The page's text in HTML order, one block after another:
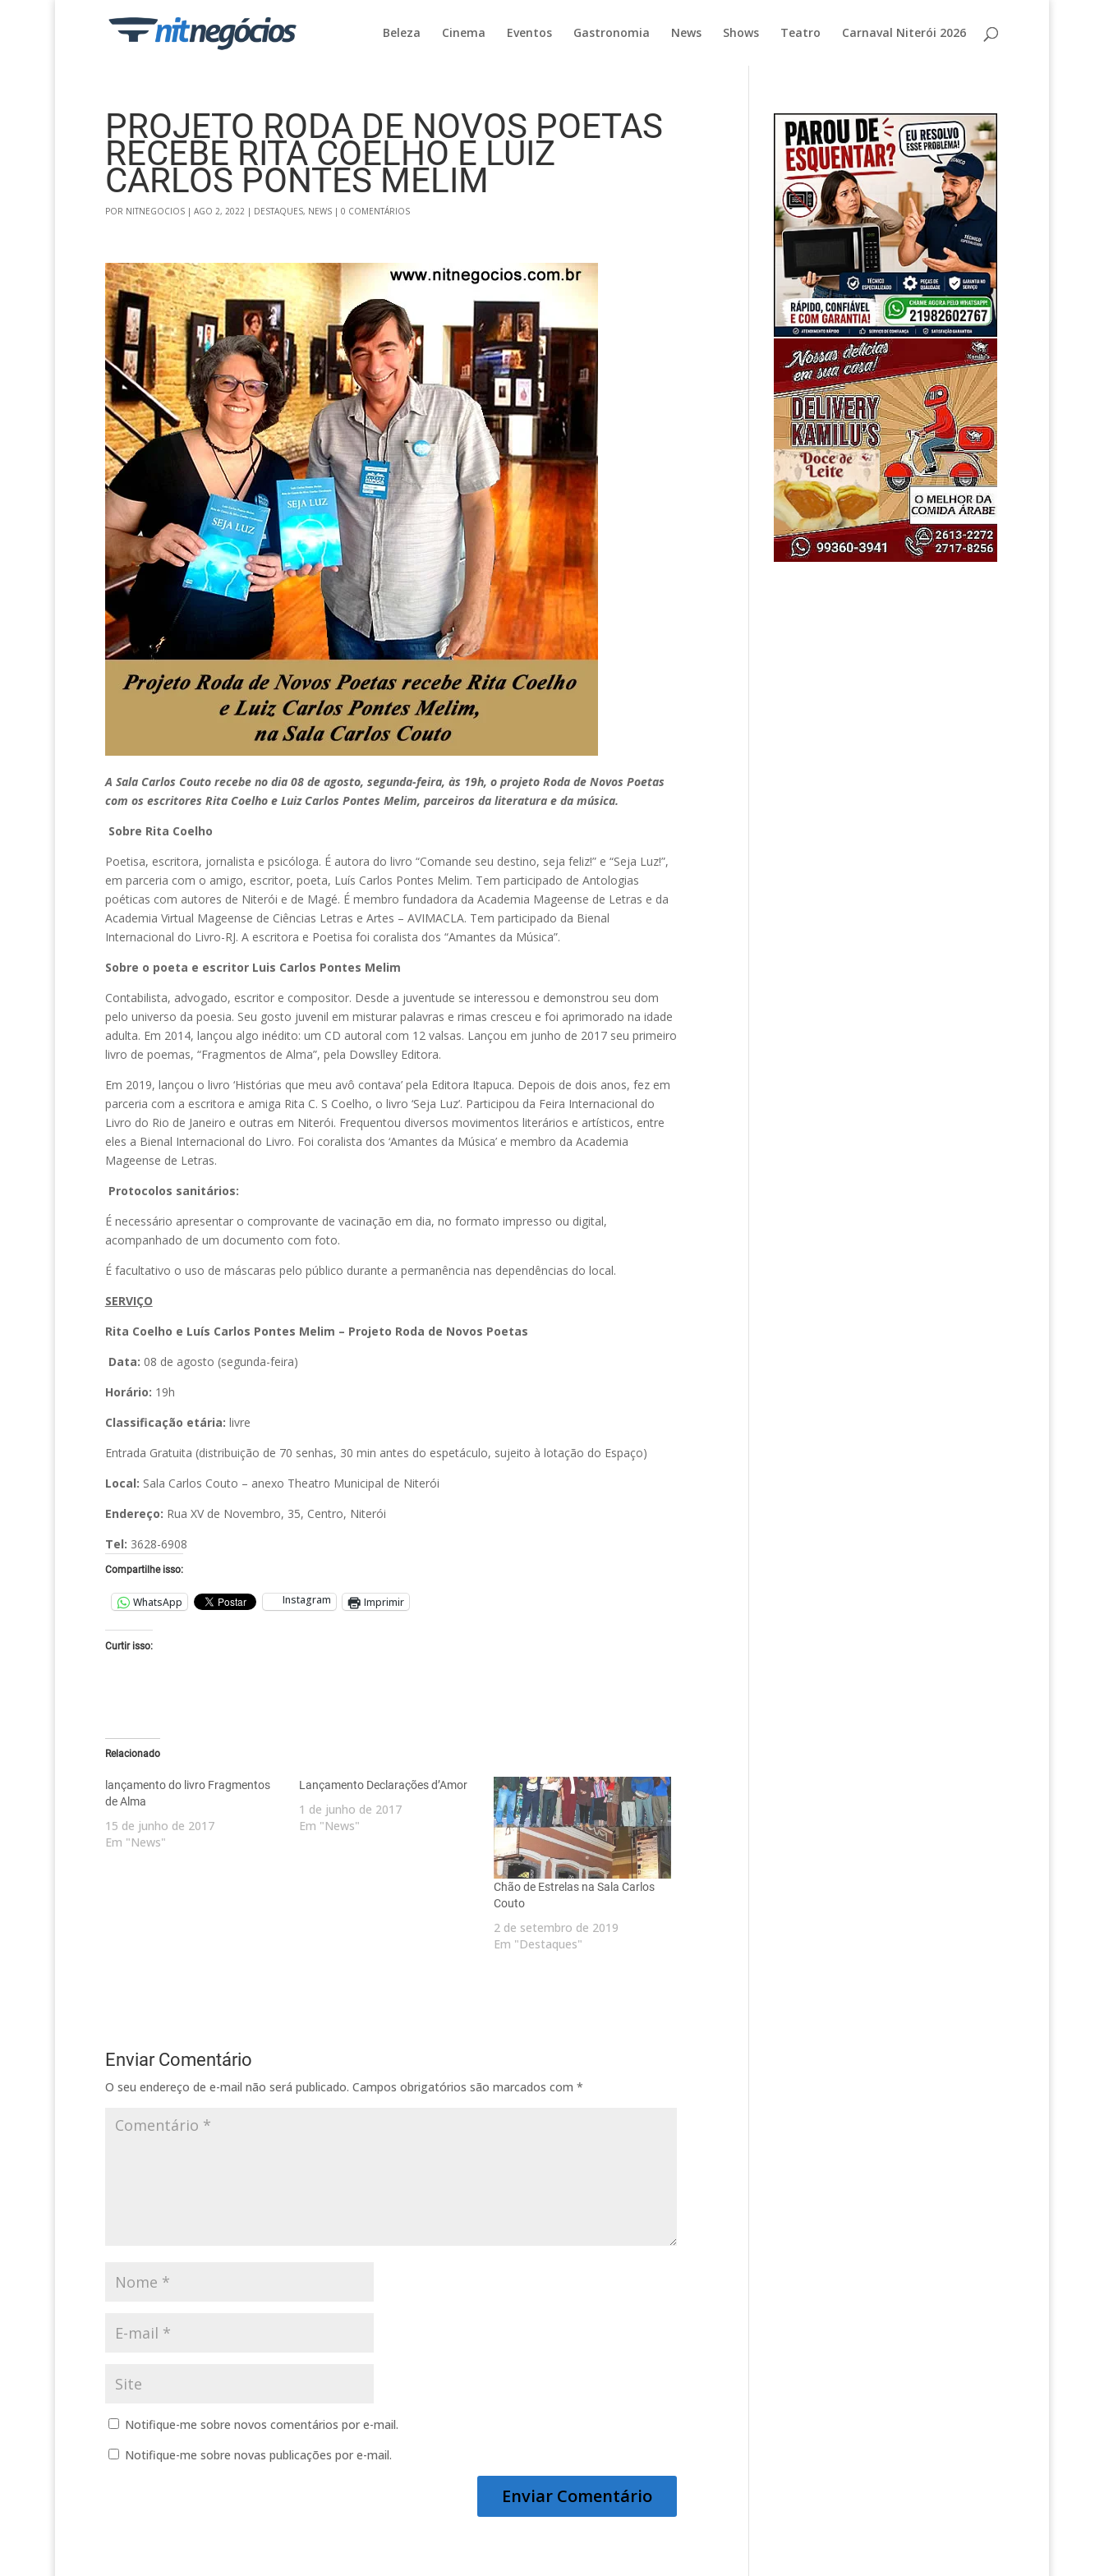
Beleza Cinema Eventos Gastronomia News Shows Teatro Carnaval Niterói 2026
PROJETO RODA DE NOVOS POETAS
RECEBE RITA COELHO E LUIZ
CARLOS PONTES MELIM
POR NITNEGOCIOS| AGO 2, 2022| DESTAQUES, NEWS| 0 COMENTÁRIOS
A Sala Carlos Couto recebe no dia 08 de agosto, segunda-feira, às 19h, o projeto Roda de Novos Poetas
com os escritores Rita Coelho e Luiz Carlos Pontes Melim, parceiros da literatura e da música.
Sobre Rita Coelho
Poetisa, escritora, jornalista e psicóloga. É autora do livro “Comande seu destino, seja feliz!” e “Seja Luz!”,
em parceria com o amigo, escritor, poeta, Luís Carlos Pontes Melim. Tem participado de Antologias
poéticas com autores de Niterói e de Magé. É membro fundadora da Academia Mageense de Letras e da
Academia Virtual Mageense de Ciências Letras e Artes – AVIMACLA. Tem participado da Bienal
Internacional do Livro-RJ. A escritora e Poetisa foi coralista dos “Amantes da Música”.
Sobre o poeta e escritor Luis Carlos Pontes Melim
Contabilista, advogado, escritor e compositor. Desde a juventude se interessou e demonstrou seu dom
pelo universo da poesia. Seu gosto juvenil em misturar palavras e rimas cresceu e foi aprimorado na idade
adulta. Em 2014, lançou algo inédito: um CD autoral com 12 valsas. Lançou em junho de 2017 seu primeiro
livro de poemas, “Fragmentos de Alma”, pela Dowslley Editora.
Em 2019, lançou o livro ‘Histórias que meu avô contava’ pela Editora Itapuca. Depois de dois anos, fez em
parceria com a escritora e amiga Rita C. S Coelho, o livro ‘Seja Luz’. Participou da Feira Internacional do
Livro do Rio de Janeiro e outras em Niterói. Frequentou diversos movimentos literários e artísticos, entre
eles a Bienal Internacional do Livro. Foi coralista dos ‘Amantes da Música’ e membro da Academia
Mageense de Letras.
Protocolos sanitários:
É necessário apresentar o comprovante de vacinação em dia, no formato impresso ou digital,
acompanhado de um documento com foto.
É facultativo o uso de máscaras pelo público durante a permanência nas dependências do local.
SERVIÇO
Rita Coelho e Luís Carlos Pontes Melim – Projeto Roda de Novos Poetas
Data: 08 de agosto (segunda-feira)
Horário: 19h
Classificação etária: livre
Entrada Gratuita (distribuição de 70 senhas, 30 min antes do espetáculo, sujeito à lotação do Espaço)
Local: Sala Carlos Couto – anexo Theatro Municipal de Niterói
Endereço: Rua XV de Novembro, 35, Centro, Niterói
Tel: 3628-6908
Compartilhe isso:
WhatsApp Instagram Imprimir
Curtir isso:
Relacionado
lançamento do livro Fragmentos
de Alma
15 de junho de 2017
Em "News"
Lançamento Declarações d’Amor
1 de junho de 2017
Em "News"
Chão de Estrelas na Sala Carlos
Couto
2 de setembro de 2019
Em "Destaques"
Enviar Comentário
O seu endereço de e-mail não será publicado. Campos obrigatórios são marcados com *
Notifique-me sobre novos comentários por e-mail.
Notifique-me sobre novas publicações por e-mail.